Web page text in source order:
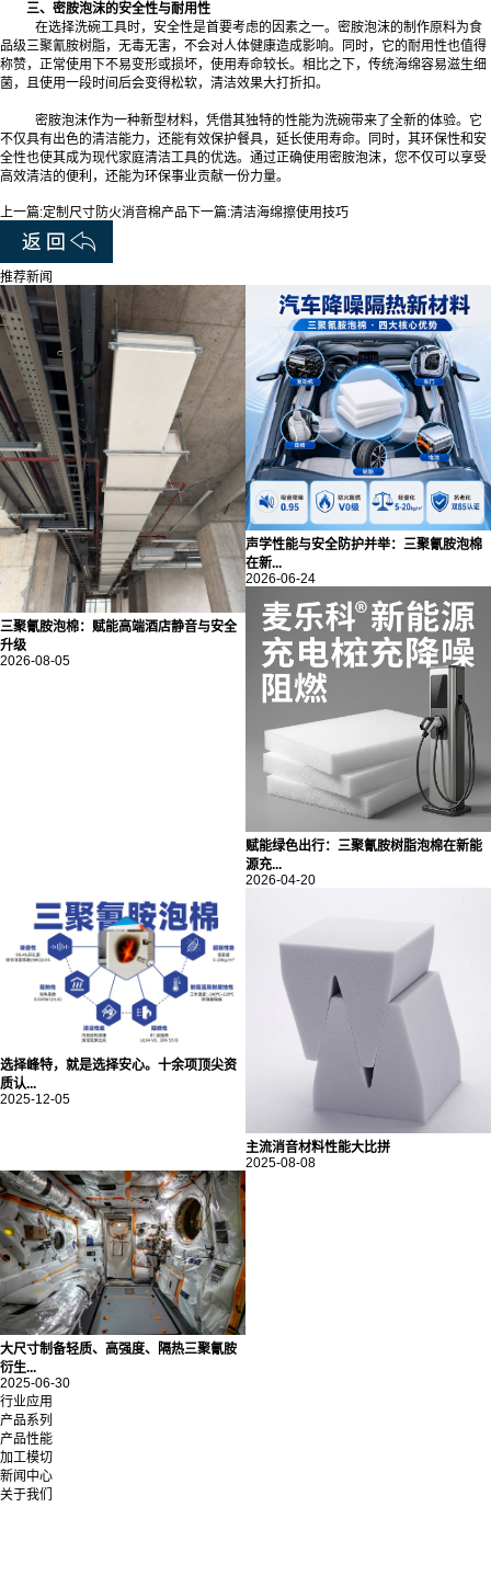
三、密胺泡沫的安全性与耐用性
在选择洗碗工具时，安全性是首要考虑的因素之一。密胺泡沫的制作原料为食
品级三聚氰胺树脂，无毒无害，不会对人体健康造成影响。同时，它的耐用性也值得
称赞，正常使用下不易变形或损坏，使用寿命较长。相比之下，传统海绵容易滋生细
菌，且使用一段时间后会变得松软，清洁效果大打折扣。
密胺泡沫作为一种新型材料，凭借其独特的性能为洗碗带来了全新的体验。它
不仅具有出色的清洁能力，还能有效保护餐具，延长使用寿命。同时，其环保性和安
全性也使其成为现代家庭清洁工具的优选。通过正确使用密胺泡沫，您不仅可以享受
高效清洁的便利，还能为环保事业贡献一份力量。‍
上一篇:定制尺寸防火消音棉产品 下一篇:清洁海绵擦使用技巧
推荐新闻
三聚氰胺泡棉：赋能高端酒店静音与安全
升级
2026-08-05
声学性能与安全防护并举：三聚氰胺泡棉
在新...
2026-06-24
赋能绿色出行：三聚氰胺树脂泡棉在新能
源充...
2026-04-20
选择峰特，就是选择安心。十余项顶尖资
质认...
2025-12-05
主流消音材料性能大比拼
2025-08-08
大尺寸制备轻质、高强度、隔热三聚氰胺
衍生...
2025-06-30
行业应用
产品系列
产品性能
加工模切
新闻中心
关于我们